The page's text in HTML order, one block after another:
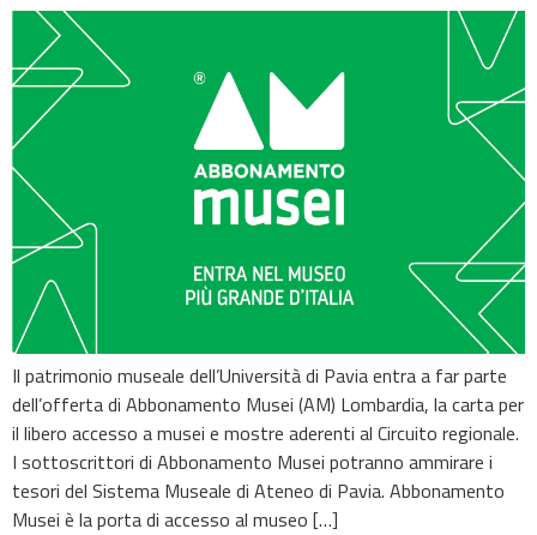
Il patrimonio museale dell’Università di Pavia entra a far parte
dell’offerta di Abbonamento Musei (AM) Lombardia, la carta per
il libero accesso a musei e mostre aderenti al Circuito regionale.
I sottoscrittori di Abbonamento Musei potranno ammirare i
tesori del Sistema Museale di Ateneo di Pavia. Abbonamento
Musei è la porta di accesso al museo […]